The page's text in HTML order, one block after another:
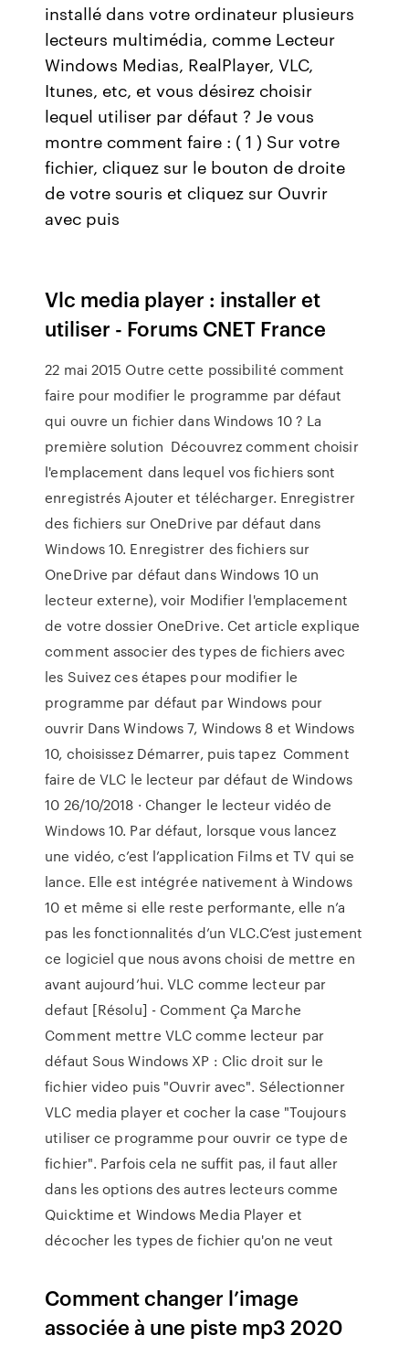
installé dans votre ordinateur plusieurs
lecteurs multimédia, comme Lecteur
Windows Medias, RealPlayer, VLC,
Itunes, etc, et vous désirez choisir
lequel utiliser par défaut ? Je vous
montre comment faire : ( 1 ) Sur votre
fichier, cliquez sur le bouton de droite
de votre souris et cliquez sur Ouvrir
avec puis
Vlc media player : installer et
utiliser - Forums CNET France
22 mai 2015 Outre cette possibilité comment
faire pour modifier le programme par défaut
qui ouvre un fichier dans Windows 10 ? La
première solution Découvrez comment choisir
l'emplacement dans lequel vos fichiers sont
enregistrés Ajouter et télécharger. Enregistrer
des fichiers sur OneDrive par défaut dans
Windows 10. Enregistrer des fichiers sur
OneDrive par défaut dans Windows 10 un
lecteur externe), voir Modifier l'emplacement
de votre dossier OneDrive. Cet article explique
comment associer des types de fichiers avec
les Suivez ces étapes pour modifier le
programme par défaut par Windows pour
ouvrir Dans Windows 7, Windows 8 et Windows
10, choisissez Démarrer, puis tapez Comment
faire de VLC le lecteur par défaut de Windows
10 26/10/2018 · Changer le lecteur vidéo de
Windows 10. Par défaut, lorsque vous lancez
une vidéo, c’est l’application Films et TV qui se
lance. Elle est intégrée nativement à Windows
10 et même si elle reste performante, elle n’a
pas les fonctionnalités d’un VLC.C’est justement
ce logiciel que nous avons choisi de mettre en
avant aujourd’hui. VLC comme lecteur par
defaut [Résolu] - Comment Ça Marche
Comment mettre VLC comme lecteur par
défaut Sous Windows XP : Clic droit sur le
fichier video puis "Ouvrir avec". Sélectionner
VLC media player et cocher la case "Toujours
utiliser ce programme pour ouvrir ce type de
fichier". Parfois cela ne suffit pas, il faut aller
dans les options des autres lecteurs comme
Quicktime et Windows Media Player et
décocher les types de fichier qu'on ne veut
Comment changer l’image
associée à une piste mp3 2020